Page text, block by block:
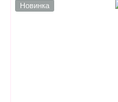
Новинка